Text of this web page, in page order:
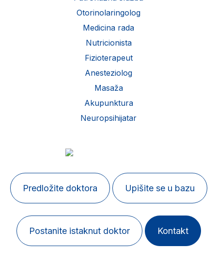
Otorinolaringolog
Medicina rada
Nutricionista
Fizioterapeut
Anesteziolog
Masaža
Akupunktura
Neuropsihijatar
Predložite doktora Upišite se u bazu
Postanite istaknut doktor Kontakt